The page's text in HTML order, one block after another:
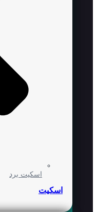
اسکیت برد
اسکیت